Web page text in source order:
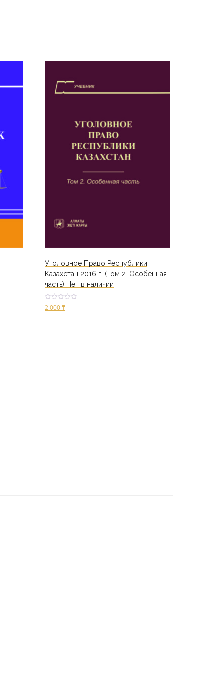
Уголовное Право Республики
Казахстан 2016 г. (Том 2. Особенная
часть) Нет в наличии
Оценк
а
2 000₸